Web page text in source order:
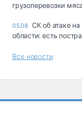
грузоперевозки
05.08 СК об атаке
области: есть
Все новости